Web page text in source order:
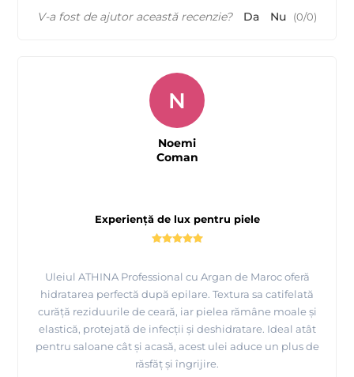
V-a fost de ajutor această recenzie? Da Nu (0/0)
Experiență de lux pentru piele
Uleiul ATHINA Professional cu Argan de Maroc oferă
hidratarea perfectă după epilare. Textura sa catifelată
curăță reziduurile de ceară, iar pielea rămâne moale și
elastică, protejată de infecții și deshidratare. Ideal atât
pentru saloane cât și acasă, acest ulei aduce un plus de
răsfăț și îngrijire.
N
Noemi
Coman